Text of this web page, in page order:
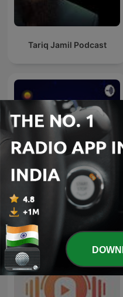
Tariq Jamil Podcast
Quran